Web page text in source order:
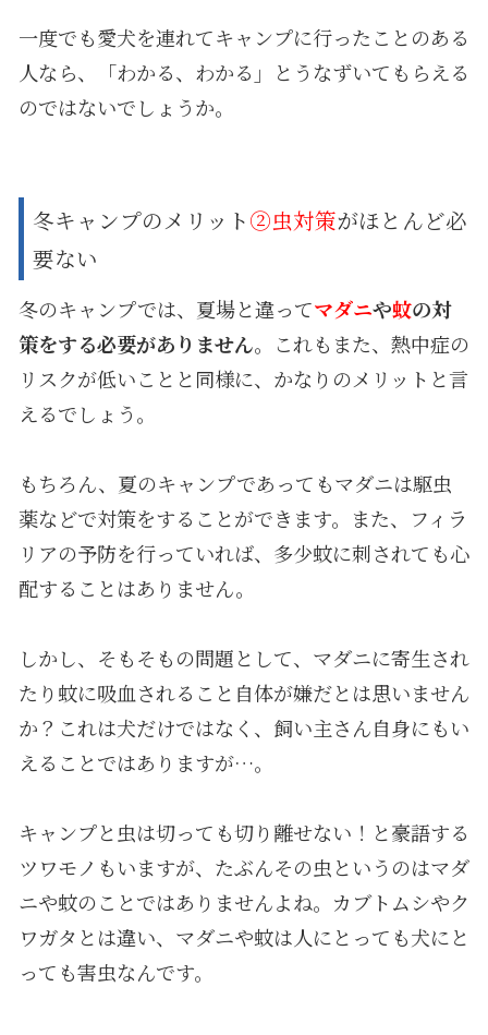
一度でも愛犬を連れてキャンプに行ったことのある
人なら、「わかる、わかる」とうなずいてもらえる
のではないでしょうか。
冬キャンプのメリット②虫対策がほとんど必
要ない
冬のキャンプでは、夏場と違ってマダニや蚊の対
策をする必要がありません。これもまた、熱中症の
リスクが低いことと同様に、かなりのメリットと言
えるでしょう。
もちろん、夏のキャンプであってもマダニは駆虫
薬などで対策をすることができます。また、フィラ
リアの予防を行っていれば、多少蚊に刺されても心
配することはありません。
しかし、そもそもの問題として、マダニに寄生され
たり蚊に吸血されること自体が嫌だとは思いません
か？これは犬だけではなく、飼い主さん自身にもい
えることではありますが…。
キャンプと虫は切っても切り離せない！と豪語する
ツワモノもいますが、たぶんその虫というのはマダ
ニや蚊のことではありませんよね。カブトムシやク
ワガタとは違い、マダニや蚊は人にとっても犬にと
っても害虫なんです。